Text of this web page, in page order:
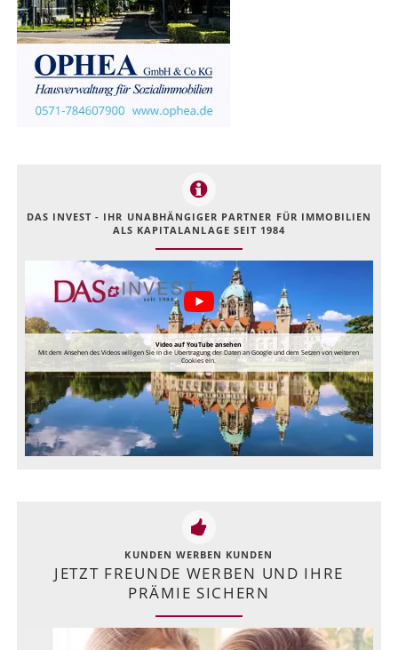
DAS INVEST - IHR UNABHÄNGIGER PARTNER FÜR IMMOBILIEN
ALS KAPITALANLAGE SEIT 1984
Video auf YouTube ansehen
Mit dem Ansehen des Videos willigen Sie in die Übertragung der Daten an Google und dem Setzen von weiteren
Cookies ein.
KUNDEN WERBEN KUNDEN
JETZT FREUNDE WERBEN UND IHRE
PRÄMIE SICHERN